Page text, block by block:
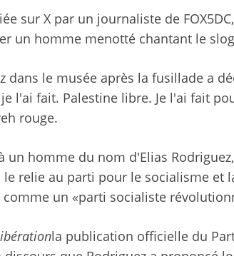
sur X par un journaliste de
un homme menotté chantant le
dans le musée après la fusillade a
l'ai fait. Palestine libre. Je l'ai fait
rouge.
un homme du nom d'Elias
relie au parti pour le socialisme et
un «parti socialiste
la publication officielle du